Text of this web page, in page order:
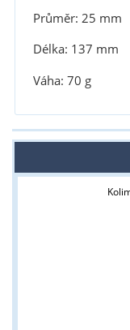
Průměr: 25 mm
Délka: 137 mm
Váha: 70 g